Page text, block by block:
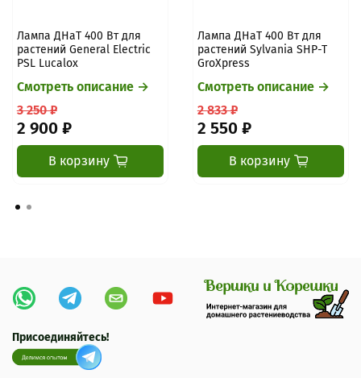
Лампа ДНаТ 400 Вт для
растений General Electric
PSL Lucalox
Смотреть описание →
3 250 ₽
2 900 ₽
В корзину
Лампа ДНаТ 400 Вт для
растений Sylvania SHP-T
GroXpress
Смотреть описание →
2 833 ₽
2 550 ₽
В корзину
Присоединяйтесь!